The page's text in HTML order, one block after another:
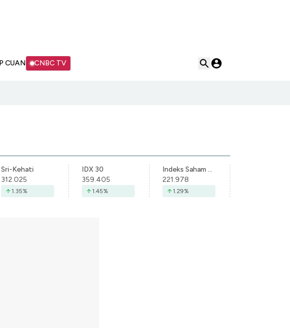
CUAN CNBC TV
Sri-Kehati
312.025
1.35%
IDX 30
359.405
1.45%
Indeks Saham Syariah Indonesia
221.978
1.29%